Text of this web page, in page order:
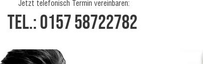
Jetzt telefonisch Termin vereinbaren:
TEL.: 0157 58722782